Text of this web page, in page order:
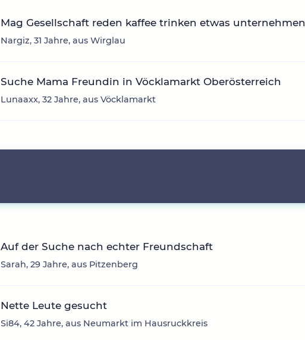
Mag Gesellschaft reden kaffee trinken etwas unternehmen
Nargiz, 31 Jahre, aus Wirglau
Suche Mama Freundin in Vöcklamarkt Oberösterreich
Lunaaxx, 32 Jahre, aus Vöcklamarkt
Auf der Suche nach echter Freundschaft
Sarah, 29 Jahre, aus Pitzenberg
Nette Leute gesucht
Si84, 42 Jahre, aus Neumarkt im Hausruckkreis